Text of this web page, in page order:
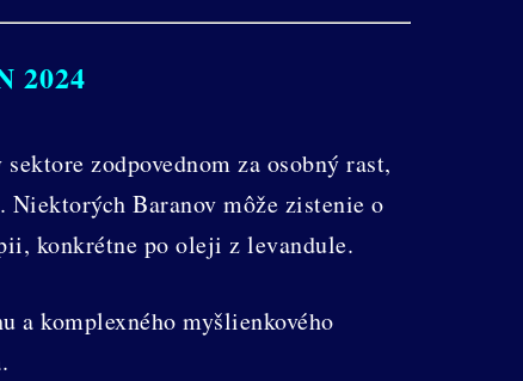
2024
zodpovednom za osobný rast,
Niektorých Baranov môže zistenie o
konkrétne po oleji z levandule.
a komplexného myšlienkového